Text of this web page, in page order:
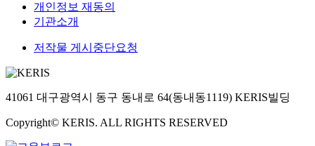
개인정보 재동의
기관소개
저작물 게시중단요청
41061 대구광역시 동구 동내로 64(동내동1119) KERIS빌딩
Copyright© KERIS. ALL RIGHTS RESERVED